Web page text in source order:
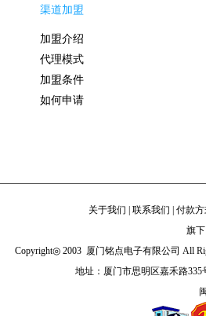
渠道加盟
加盟介绍
代理模式
加盟条件
如何申请
关于我们 联系我们
付款
旗
Copyright◎ 2003 厦门铭点电子有限公司 All
地址：厦门市思明区嘉禾路